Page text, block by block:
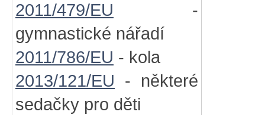
2011/479/EU -
gymnastické nářadí
2011/786/EU - kola
2013/121/EU - některé
sedačky pro děti